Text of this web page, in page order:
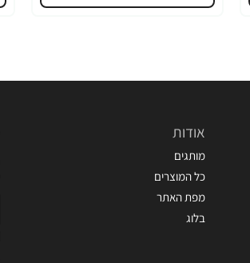
אודות
מותגים
כל המוצרים
מפת האתר
בלוג